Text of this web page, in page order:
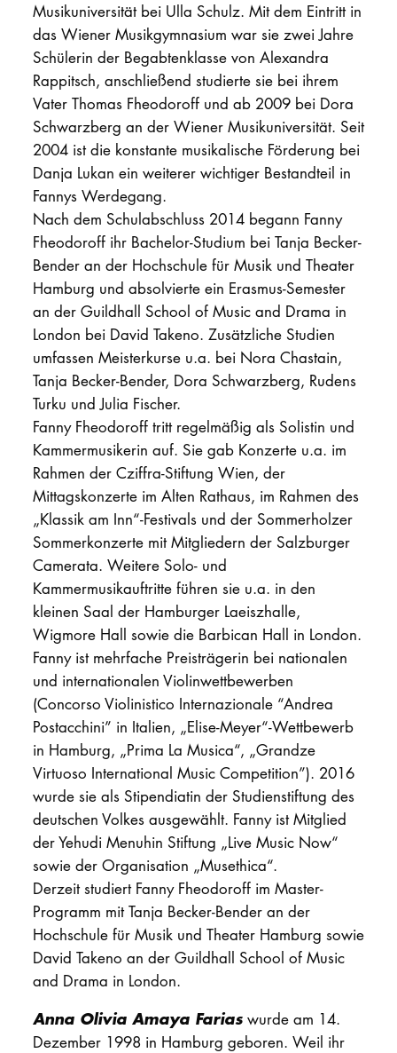
Musikuniversität bei Ulla Schulz. Mit dem Eintritt in
das Wiener Musikgymnasium war sie zwei Jahre
Schülerin der Begabtenklasse von Alexandra
Rappitsch, anschließend studierte sie bei ihrem
Vater Thomas Fheodoroff und ab 2009 bei Dora
Schwarzberg an der Wiener Musikuniversität. Seit
2004 ist die konstante musikalische Förderung bei
Danja Lukan ein weiterer wichtiger Bestandteil in
Fannys Werdegang.
Nach dem Schulabschluss 2014 begann Fanny
Fheodoroff ihr Bachelor-Studium bei Tanja Becker-
Bender an der Hochschule für Musik und Theater
Hamburg und absolvierte ein Erasmus-Semester
an der Guildhall School of Music and Drama in
London bei David Takeno. Zusätzliche Studien
umfassen Meisterkurse u.a. bei Nora Chastain,
Tanja Becker-Bender, Dora Schwarzberg, Rudens
Turku und Julia Fischer.
Fanny Fheodoroff tritt regelmäßig als Solistin und
Kammermusikerin auf. Sie gab Konzerte u.a. im
Rahmen der Cziffra-Stiftung Wien, der
Mittagskonzerte im Alten Rathaus, im Rahmen des
„Klassik am Inn“-Festivals und der Sommerholzer
Sommerkonzerte mit Mitgliedern der Salzburger
Camerata. Weitere Solo- und
Kammermusikauftritte führen sie u.a. in den
kleinen Saal der Hamburger Laeiszhalle,
Wigmore Hall sowie die Barbican Hall in London.
Fanny ist mehrfache Preisträgerin bei nationalen
und internationalen Violinwettbewerben
(Concorso Violinistico Internazionale “Andrea
Postacchini” in Italien, „Elise-Meyer“-Wettbewerb
in Hamburg, „Prima La Musica“, „Grandze
Virtuoso International Music Competition”). 2016
wurde sie als Stipendiatin der Studienstiftung des
deutschen Volkes ausgewählt. Fanny ist Mitglied
der Yehudi Menuhin Stiftung „Live Music Now“
sowie der Organisation „Musethica“.
Derzeit studiert Fanny Fheodoroff im Master-
Programm mit Tanja Becker-Bender an der
Hochschule für Musik und Theater Hamburg sowie
David Takeno an der Guildhall School of Music
and Drama in London.
Anna Olivia Amaya Fariaswurde am 14.
Dezember 1998 in Hamburg geboren. Weil ihr